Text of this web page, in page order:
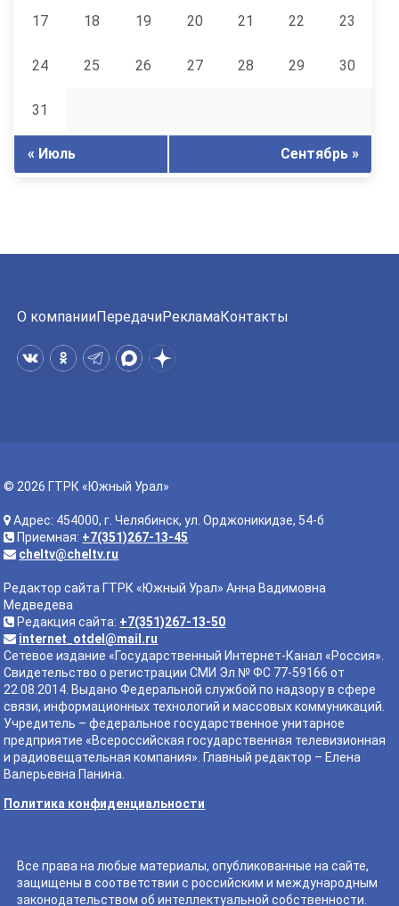
17 18 19 20 21 22 23
24 25 26 27 28 29 30
31
« Июль Сентябрь »
О компанииПередачиРекламаКонтакты
© 2026 ГТРК «Южный Урал»
Адрес: 454000, г. Челябинск, ул. Орджоникидзе, 54-б
Приемная: +7(351)267-13-45
cheltv@cheltv.ru
Редактор сайта ГТРК «Южный Урал» Анна Вадимовна
Медведева
Редакция сайта: +7(351)267-13-50
internet_otdel@mail.ru
Сетевое издание «Государственный Интернет-Канал «Россия».
Свидетельство о регистрации СМИ Эл № ФС 77-59166 от
22.08.2014. Выдано Федеральной службой по надзору в сфере
связи, информационных технологий и массовых коммуникаций.
Учредитель – федеральное государственное унитарное
предприятие «Всероссийская государственная телевизионная
и радиовещательная компания». Главный редактор – Елена
Валерьевна Панина.
Политика конфиденциальности
Все права на любые материалы, опубликованные на сайте,
защищены в соответствии с российским и международным
законодательством об интеллектуальной собственности.